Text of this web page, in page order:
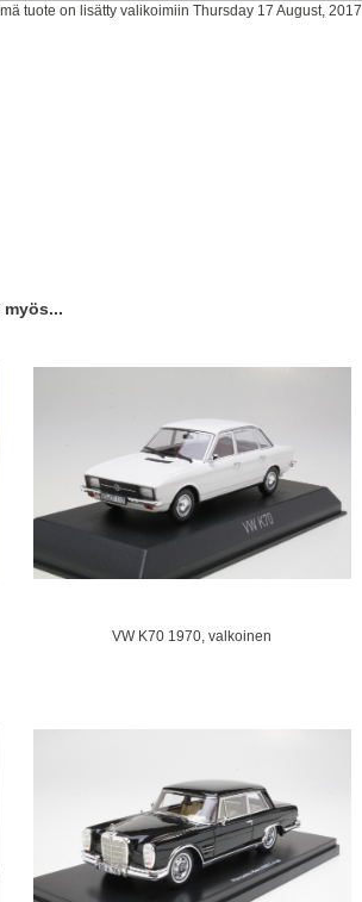
tuote on lisätty valikoimiin Thursday 17 August, 2017.
VW K70 1970, valkoinen